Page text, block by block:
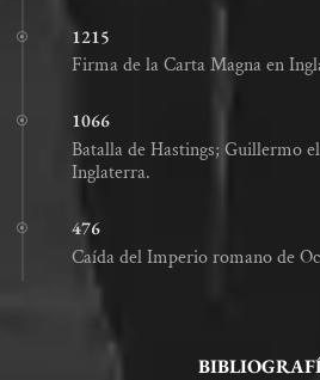
1215
Firma de la Carta Magna en
1066
Batalla de Hastings; Guillermo
Inglaterra.
476
Caída del Imperio romano de